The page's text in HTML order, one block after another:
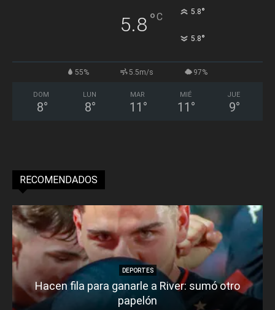
5.8°C 5.8°
5.8°
55% 5.5m/s 97%
DOM
8°
LUN
8°
MAR
11 °
MIÉ
11 °
JUE
9°
RECOMENDADOS
DEPORTES
Hacen fila para ganarle a River: sumó otro
papelón